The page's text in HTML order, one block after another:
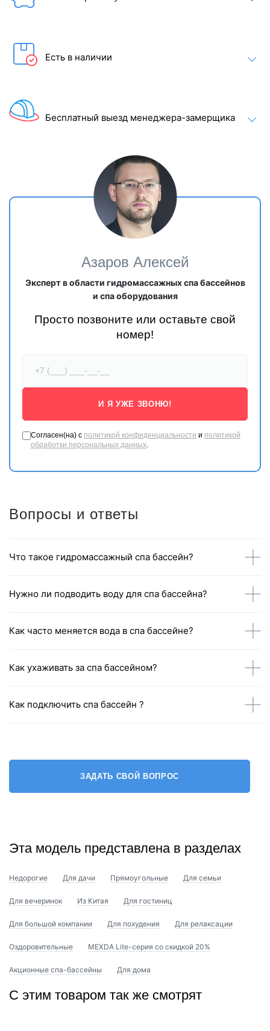
обеспечивает 100% очистку воды без использования
способствуют хорошему кровообращению в организме
благодаря форсункам. Вы можете регулировать направление,
Простой и интуитивно понятный интерфейс позволяет быстро
настроить спа-бассейн под свои предпочтения и
Азаров Алексей
Эксперт в области гидромассажных спа бассейнов
и спа оборудования
Просто позвоните или оставьте свой
номер!
И Я УЖЕ ЗВОНЮ!
Согласен(на) с политикой конфиденциальности и политикой
обработки персональных данных.
Есть в наличии
Бесплатный выезд менеджера-замерщика
Вопросы и ответы
Что такое гидромассажный спа бассейн?
Нужно ли подводить воду для спа бассейна?
Как часто меняется вода в спа бассейне?
Как ухаживать за спа бассейном?
Как подключить спа бассейн ?
ЗАДАТЬ СВОЙ ВОПРОС
Эта модель представлена в разделах
Недорогие Для дачи Прямоугольные Для семьи
Для вечеринок Из Китая Для гостиниц
Для большой компании Для похудения Для релаксации
Оздоровительные MEXDA Lite-серия со скидкой 20%
Акционные спа-бассейны Для дома
С этим товаром так же смотрят